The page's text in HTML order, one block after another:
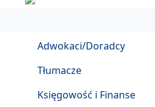
Adwokaci/Doradcy
Tłumacze
Księgowość i Finanse